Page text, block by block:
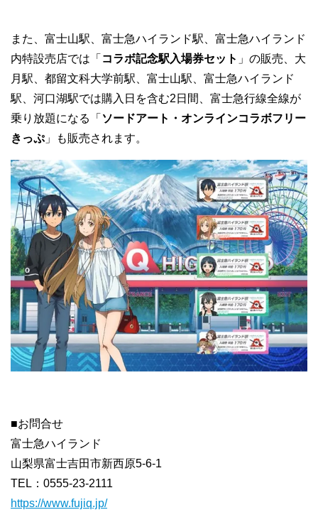
また、富士山駅、富士急ハイランド駅、富士急ハイランド
内特設売店では「 コラボ記念駅入場券セット 」の販売、大
月駅、都留文科大学前駅、富士山駅、富士急ハイランド
駅、河口湖駅では購入日を含む2日間、富士急行線全線が
乗り放題になる「 ソードアート・オンラインコラボフリー
きっぷ」も販売されます。
■お問合せ
富士急ハイランド
山梨県富士吉田市新西原5-6-1
TEL：0555-23-2111
https://www.fujiq.jp/